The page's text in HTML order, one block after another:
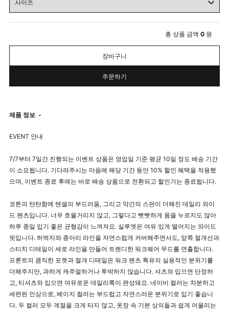
총 상품 금액 0 원
장바구니
주문하기
제품 정보 -
EVENT 안내
7/7부터 7일간 진행되는 이벤트 상품은 영업일 기준 평균 10일 정도 배송 기간
이 소요됩니다. 기다려주시는 마음에 해당 기간 동안 10% 할인 혜택을 적용했
으며, 이벤트 종료 후에는 바로 배송 상품으로 전환되고 할인가는 종료됩니다.
코튼의 탄탄함에 텐셀의 부드러움, 그리고 약간의 스판이 더해진 데일리 와이
드 팬츠입니다. 너무 흐물거리지 않고, 그렇다고 뻣뻣하게 몸을 누르지도 않아
하루 종일 입기 좋은 균형감이 느껴져요. 실루엣은 여유 있게 떨어지는 와이드
핏입니다. 허벅지와 종아리 라인을 자연스럽게 커버해주면서도, 앞쪽 절개선과
스티치 디테일이 세로 라인을 만들어 트렌디한 워크웨어 무드를 연출합니다.
프론트의 큼직한 포켓과 절개 디테일은 워크 팬츠 특유의 실용적인 분위기를
더해주지만, 과하게 캐주얼하거나 투박하지 않습니다. 셔츠와 입으면 단정하
고, 티셔츠와 입으면 여유로운 데일리룩이 완성돼요. 네이비 컬러는 차분하고
세련된 인상으로, 베이지 컬러는 부드럽고 자연스러운 분위기로 입기 좋습니
다. 두 컬러 모두 계절을 크게 타지 않고, 옷장 속 기본 상의들과 쉽게 어울리는